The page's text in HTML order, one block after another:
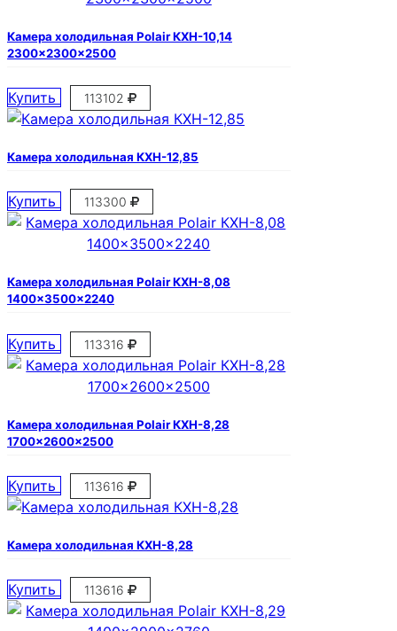
Камера холодильная Polair КХН-10,14
2300×2300×2500
Купить 113102
Камера холодильная КХН-12,85
Купить 113300
Камера холодильная Polair КХН-8,08
1400×3500×2240
Купить 113316
Камера холодильная Polair КХН-8,28
1700×2600×2500
Купить 113616
Камера холодильная КХН-8,28
Купить 113616